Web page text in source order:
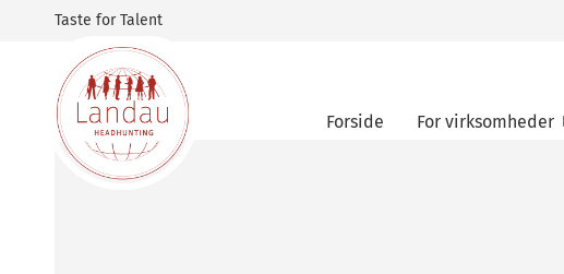
Taste for Talent
Forside For virksomheder